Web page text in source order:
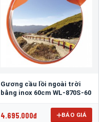
Gương cầu lồi ngoài trời
bằng inox 60cm WL-870S-60
4.695.000đ BÁO GIÁ